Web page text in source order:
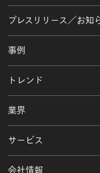
プレスリリース／お知
事例
トレンド
業界
サービス
会社情報